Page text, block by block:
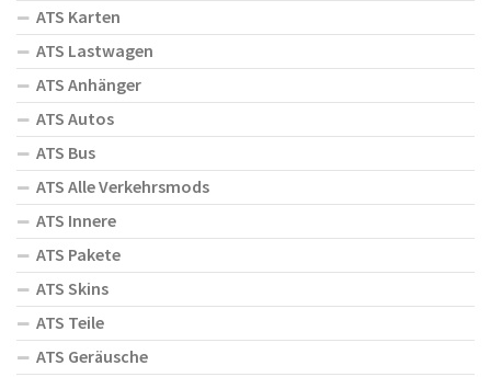
ATS Karten
ATS Lastwagen
ATS Anhänger
ATS Autos
ATS Bus
ATS Alle Verkehrsmods
ATS Innere
ATS Pakete
ATS Skins
ATS Teile
ATS Geräusche